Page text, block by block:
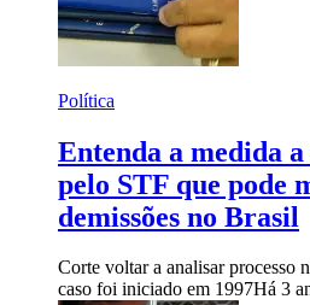
Política
Entenda a medida
pelo STF que pode
demissões no Brasil
Corte voltar a analisar processo
caso foi iniciado em 1997Há 3